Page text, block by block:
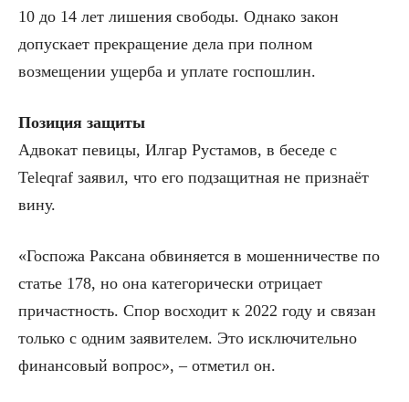
10 до 14 лет лишения свободы. Однако закон
допускает прекращение дела при полном
возмещении ущерба и уплате госпошлин.
Позиция защиты
Адвокат певицы, Илгар Рустамов, в беседе с
Teleqraf заявил, что его подзащитная не признаёт
вину.
«Госпожа Раксана обвиняется в мошенничестве по
статье 178, но она категорически отрицает
причастность. Спор восходит к 2022 году и связан
только с одним заявителем. Это исключительно
финансовый вопрос», – отметил он.